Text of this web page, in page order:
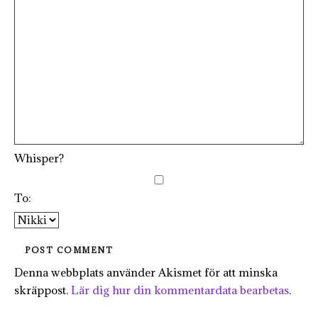
Whisper?
To:
Denna webbplats använder Akismet för att minska
skräppost. Lär dig hur din kommentardata bearbetas.